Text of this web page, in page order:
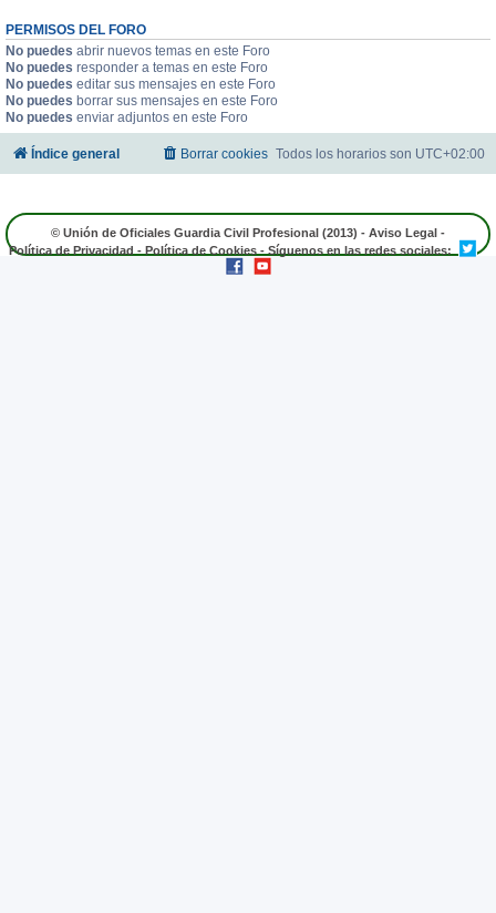
PERMISOS DEL FORO
No puedes abrir nuevos temas en este Foro
No puedes responder a temas en este Foro
No puedes editar sus mensajes en este Foro
No puedes borrar sus mensajes en este Foro
No puedes enviar adjuntos en este Foro
Índice general Todos los horarios son UTC+02:00
Borrar cookies
© Unión de Oficiales Guardia Civil Profesional (2013) - Aviso Legal -
Política de Privacidad-Política de Cookies- Síguenos en las redes sociales: